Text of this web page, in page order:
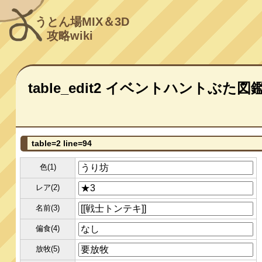
うとん場MIX＆3D
攻略wiki
table_edit2 イベントハントぶた図
table=2 line=94
色(1)
レア(2)
名前(3)
偏食(4)
放牧(5)